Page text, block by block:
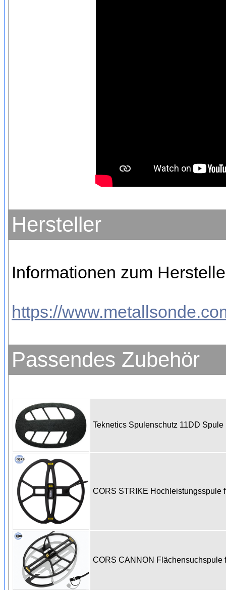
Hersteller
Informationen zum
https://
Passendes Zubehör
Teknetics Spulenschutz 11DD
CORS STRIKE Hochleistungsspule
CORS CANNON Flächensuchspule